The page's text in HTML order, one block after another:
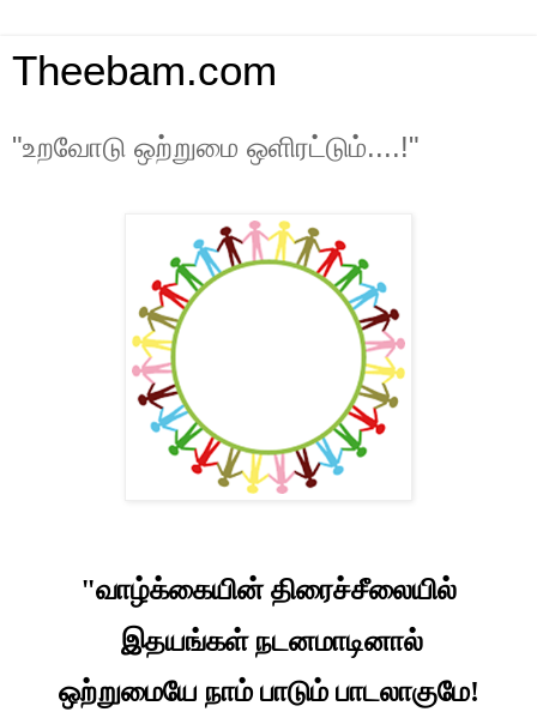
Theebam.com
"உறவோடு ஒற்றுமை ஒளிரட்டும்....!"
"வாழ்க்கையின் திரைச்சீலையில்
இதயங்கள் நடனமாடினால்
ஒற்றுமையே நாம் பாடும் பாடலாகுமே!